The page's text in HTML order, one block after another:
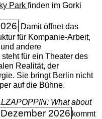
Park finden im Gorki
Damit öffnet das
für Kompanie-Arbeit,
andere
für ein Theater des
Realität, der
Sie bringt Berlin nicht
auf die Bühne.
What about
2026 kommt